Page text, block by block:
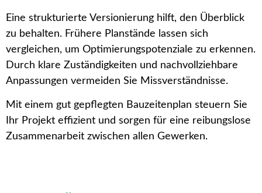
Eine strukturierte Versionierung hilft, den Überblick
zu behalten. Frühere Planstände lassen sich
vergleichen, um Optimierungspotenziale zu erkennen.
Durch klare Zuständigkeiten und nachvollziehbare
Anpassungen vermeiden Sie Missverständnisse.
Mit einem gut gepflegten Bauzeitenplan steuern Sie
Ihr Projekt effizient und sorgen für eine reibungslose
Zusammenarbeit zwischen allen Gewerken.